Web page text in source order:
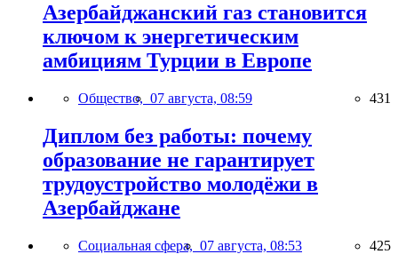
Азербайджанский газ становится
ключом к энергетическим
амбициям Турции в Европе
Общество, 07 августа, 08:59 431
Диплом без работы: почему
образование не гарантирует
трудоустройство молодёжи в
Азербайджане
Социальная сфера, 07 августа, 08:53 425